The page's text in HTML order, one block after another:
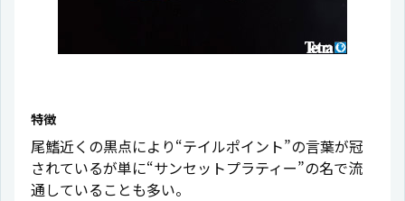
特徴
尾鰭近くの黒点により“テイルポイント”の言葉が冠
されているが単に“サンセットプラティー”の名で流
通していることも多い。